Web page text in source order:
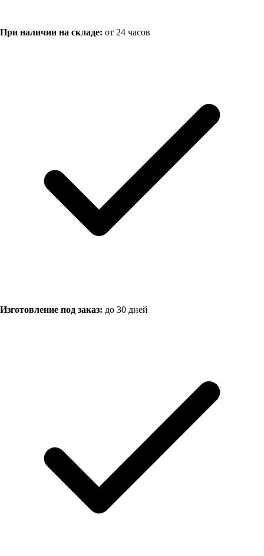
При наличии на складе: от 24 часов
Изготовление под заказ: до 30 дней